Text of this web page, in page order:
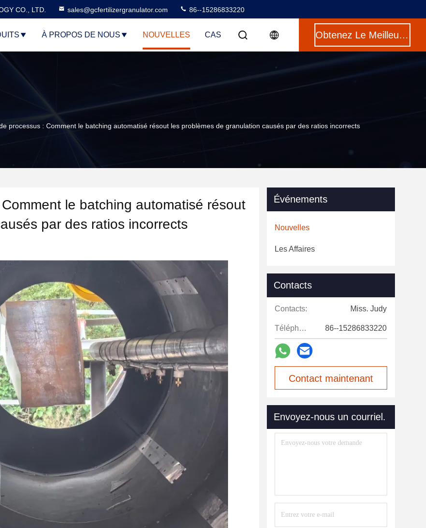
CO., LTD. sales@gcfertilizergranulator.com 86--15286833220
À PROPOS DE NOUS NOUVELLES CAS Obtenez Le Meilleur Prix
processus : Comment le batching automatisé résout les problèmes de granulation causés par des ratios incorrects
le batching automatisé résout
par des ratios incorrects
Événements
Nouvelles
Les Affaires
Contacts
Contacts: Miss. Judy
Téléphone: 86--15286833220
Contact maintenant
Envoyez-nous un courriel.